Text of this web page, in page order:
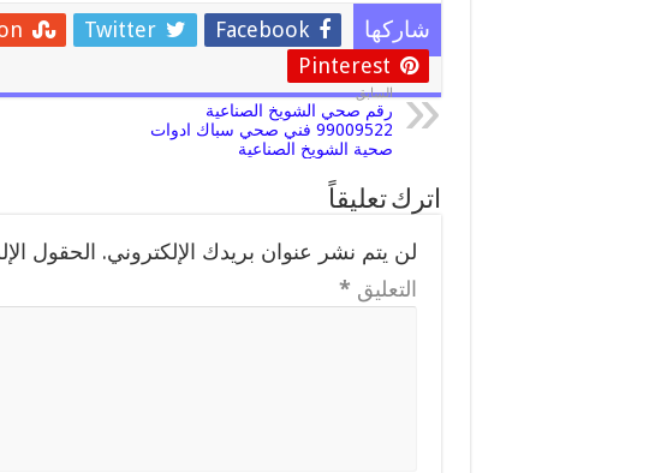
شاركها Facebook
Twitter
Pinterest
السابق
رقم صحي الشويخ الصناعية
99009522 فني صحي سباك ادوات
صحية الشويخ الصناعية
اترك تعليقاً
لن يتم نشر عنوان بريدك الإلكتروني. الحقول
التعليق *